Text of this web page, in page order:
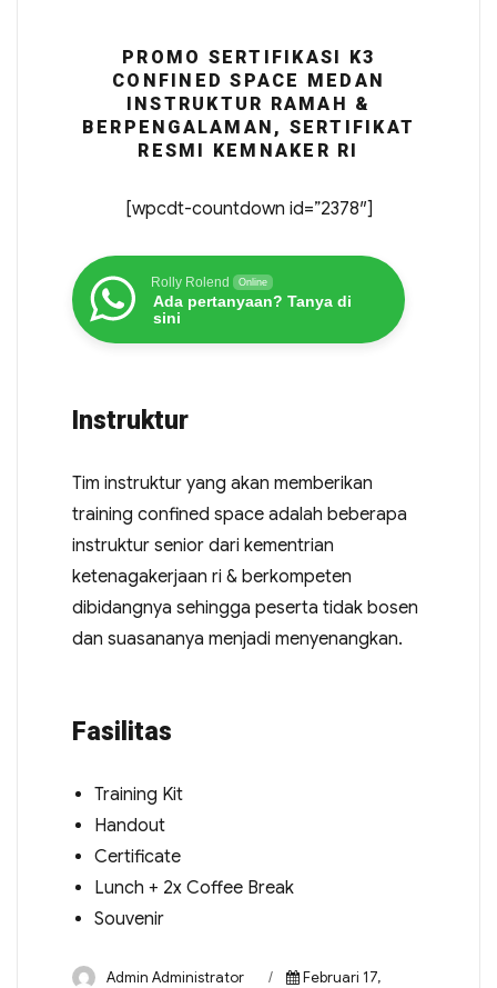
PROMO SERTIFIKASI K3
CONFINED SPACE MEDAN
INSTRUKTUR RAMAH &
BERPENGALAMAN, SERTIFIKAT
RESMI KEMNAKER RI
[wpcdt-countdown id=”2378″]
Rolly Rolend Online
Ada pertanyaan? Tanya di
sini
Instruktur
Tim instruktur yang akan memberikan
training confined space adalah beberapa
instruktur senior dari kementrian
ketenagakerjaan ri & berkompeten
dibidangnya sehingga peserta tidak bosen
dan suasananya menjadi menyenangkan.
Fasilitas
Training Kit
Handout
Certificate
Lunch + 2x Coffee Break
Souvenir
Admin Administrator
Februari 17,